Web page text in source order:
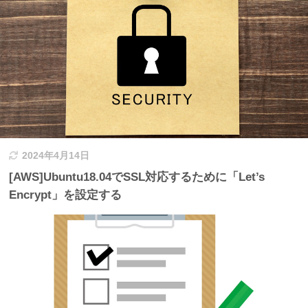
2024年4月14日
[AWS]Ubuntu18.04でSSL対応するために「Let’s
Encrypt」を設定する